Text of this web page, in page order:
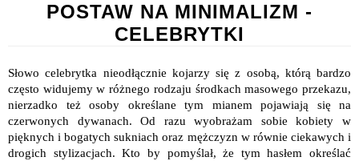
POSTAW NA MINIMALIZM -
CELEBRYTKI
Słowo celebrytka nieodłącznie kojarzy się z osobą, którą bardzo
często widujemy w różnego rodzaju środkach masowego przekazu,
nierzadko też osoby określane tym mianem pojawiają się na
czerwonych dywanach. Od razu wyobrażam sobie kobiety w
pięknych i bogatych sukniach oraz mężczyzn w równie ciekawych i
drogich stylizacjach. Kto by pomyślał, że tym hasłem określać